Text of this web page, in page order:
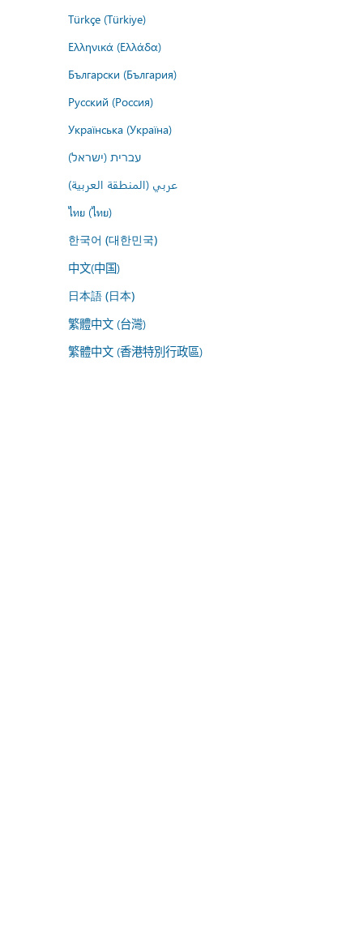
Türkçe (Türkiye)
Ελληνικά (Ελλάδα)
Български (България)
Русский (Россия)
Українська (Україна)
עברית (ישראל)
عربي (المنطقة العربية)
ไทย (ไทย)
한국어 (대한민국)
中文(中国)
日本語 (日本)
繁體中文 (台灣)
繁體中文 (香港特別行政區)